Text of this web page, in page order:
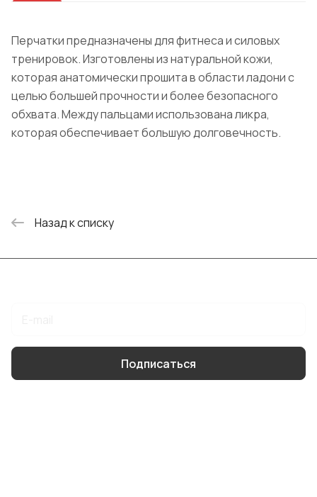
Перчатки предназначены для фитнеса и силовых
тренировок. Изготовлены из натуральной кожи,
которая анатомически прошита в области ладони с
целью большей прочности и более безопасного
обхвата. Между пальцами использована ликра,
которая обеспечивает большую долговечность.
Назад к списку
Подписаться